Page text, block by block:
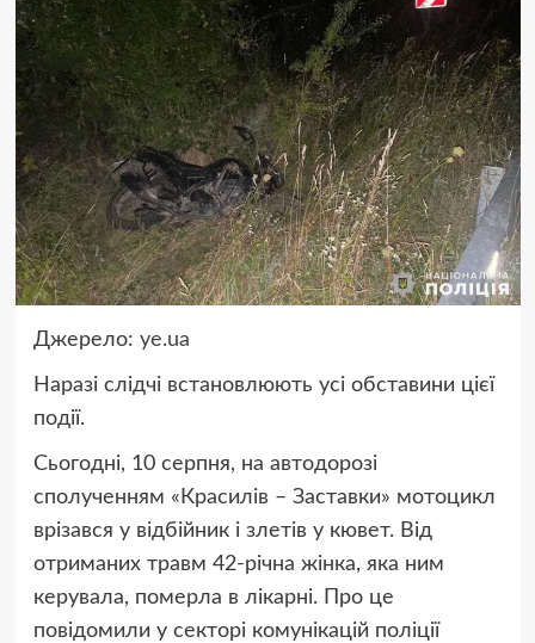
Джерело: ye.ua
Наразі слідчі встановлюють усі обставини цієї
події.
Сьогодні, 10 серпня, на автодорозі
сполученням «Красилів – Заставки» мотоцикл
врізався у відбійник і злетів у кювет. Від
отриманих травм 42-річна жінка, яка ним
керувала, померла в лікарні. Про це
повідомили у секторі комунікацій поліції